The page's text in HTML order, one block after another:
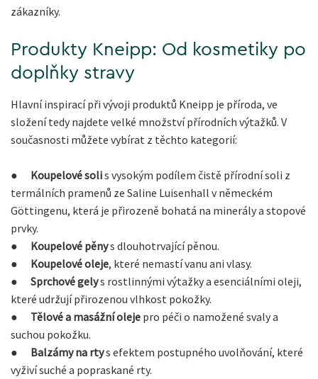
zákazníky.
Produkty Kneipp: Od kosmetiky po
doplňky stravy
Hlavní inspirací při vývoji produktů Kneipp je příroda, ve
složení tedy najdete velké množství přírodních výtažků. V
současnosti můžete vybírat z těchto kategorií:
● Koupelové solis vysokým podílem čistě přírodní soli z
termálních pramenů ze Saline Luisenhall v německém
Göttingenu, která je přirozeně bohatá na minerály a stopové
prvky.
● Koupelové pěnys dlouhotrvající pěnou.
● Koupelové oleje, které nemastí vanu ani vlasy.
● Sprchové gelys rostlinnými výtažky a esenciálními oleji,
které udržují přirozenou vlhkost pokožky.
● Tělové a masážní oleje pro péči o namožené svaly a
suchou pokožku.
● Balzámy na rtys efektem postupného uvolňování, které
vyživí suché a popraskané rty.